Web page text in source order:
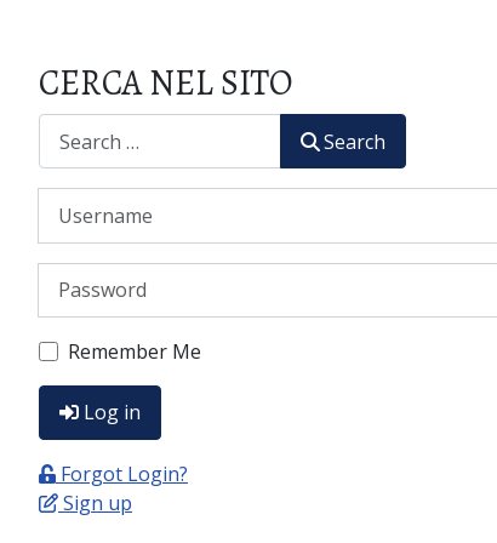
CERCA NEL SITO
Search
Username
Password
Remember Me
Log in
Forgot Login?
Sign up